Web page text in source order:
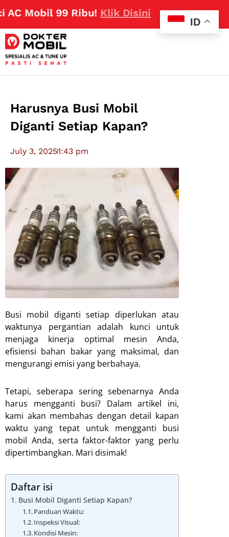
99 Ribu!Klik Disini
Harusnya Busi Mobil
Diganti Setiap Kapan?
July 3, 20251:43 pm
Busi mobil diganti setiap diperlukan atau
waktunya pergantian adalah kunci untuk
menjaga kinerja optimal mesin Anda,
efisiensi bahan bakar yang maksimal, dan
mengurangi emisi yang berbahaya.
Tetapi, seberapa sering sebenarnya Anda
harus mengganti busi? Dalam artikel ini,
kami akan membahas dengan detail kapan
waktu yang tepat untuk mengganti busi
mobil Anda, serta faktor-faktor yang perlu
dipertimbangkan. Mari disimak!
Daftar isi
Busi Mobil Diganti Setiap Kapan?
Panduan Waktu:
Inspeksi Visual:
Kondisi Mesin:
ID